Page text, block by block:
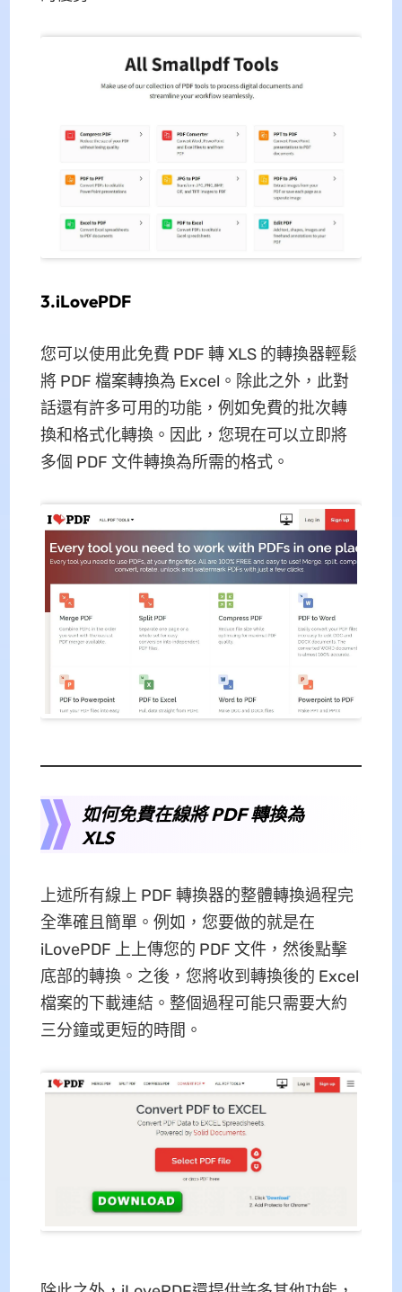
3.iLovePDF
您可以使用此免費 PDF 轉 XLS 的轉換器輕鬆
將 PDF 檔案轉換為 Excel。除此之外，此對
話還有許多可用的功能，例如免費的批次轉
換和格式化轉換。因此，您現在可以立即將
多個 PDF 文件轉換為所需的格式。
如何免費在線將 PDF 轉換為
XLS
上述所有線上 PDF 轉換器的整體轉換過程完
全準確且簡單。例如，您要做的就是在
iLovePDF 上上傳您的 PDF 文件，然後點擊
底部的轉換。之後，您將收到轉換後的 Excel
檔案的下載連結。整個過程可能只需要大約
三分鐘或更短的時間。